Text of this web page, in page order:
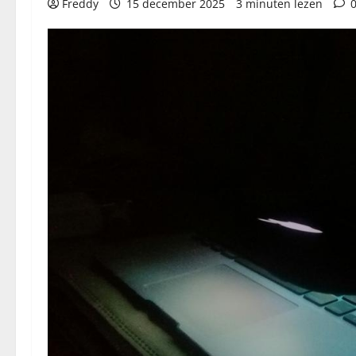
Freddy 15 december 2025 3 minuten lezen 0